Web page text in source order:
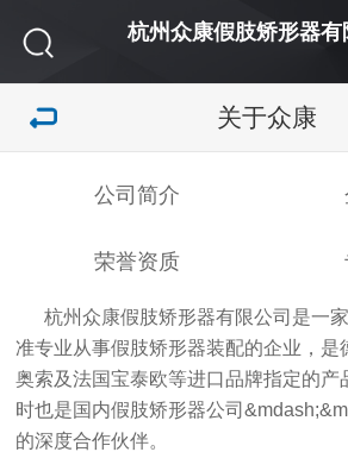
杭州众康假肢矫形器有
关于众康
公司简介
荣誉资质
杭州众康假肢矫形器有限公司是一
准专业从事假肢矫形器装配的企业，是
奥索及法国宝泰欧等进口品牌指定的产
时也是国内假肢矫形器公司
的深度合作伙伴。